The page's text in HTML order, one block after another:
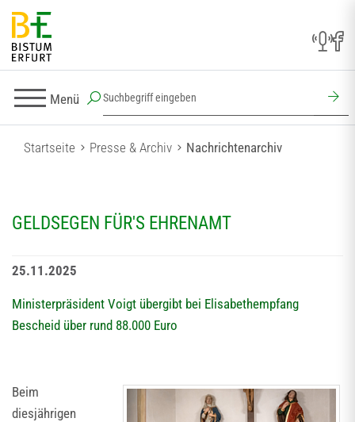
Menü
Startseite Presse & Archiv Nachrichtenarchiv
GELDSEGEN FÜR'S EHRENAMT
25.11.2025
Ministerpräsident Voigt übergibt bei Elisabethempfang
Bescheid über rund 88.000 Euro
Beim
diesjährigen